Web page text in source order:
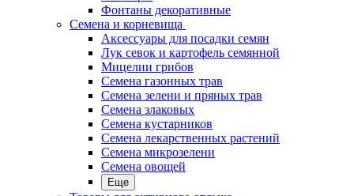
Фонтаны декоративные
Семена и корневища
Аксессуары для посадки семян
Лук севок и картофель семянной
Мицелии грибов
Семена газонных трав
Семена зелени и пряных трав
Семена злаковых
Семена кустарников
Семена лекарственных растений
Семена микрозелени
Семена овощей
Еще